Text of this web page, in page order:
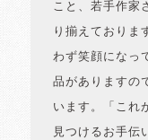
こと、若手作家
り揃えておりま
わず笑顔になっ
品がありますの
います。「これ
見つけるお手伝